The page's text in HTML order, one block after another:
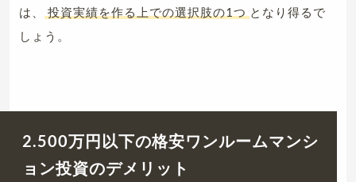
は、
投資実績を作る上での選択肢の1つ となり得るで
しょう。
2.500万円以下の格安ワンルームマンシ
ョン投資のデメリット